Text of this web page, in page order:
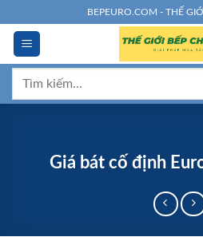
đến
dung
BEPEURO.COM - THẾ
Tìm
Giá bát cố định